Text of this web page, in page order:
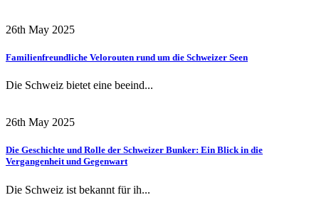
26th May 2025
Familienfreundliche Velorouten rund um die Schweizer Seen
Die Schweiz bietet eine beeind...
26th May 2025
Die Geschichte und Rolle der Schweizer Bunker: Ein Blick in die
Vergangenheit und Gegenwart
Die Schweiz ist bekannt für ih...